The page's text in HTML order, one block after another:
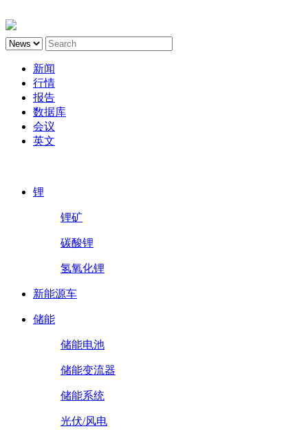
新闻
行情
报告
数据库
会议
英文
锂
锂矿
碳酸锂
氢氧化锂
新能源车
储能
储能电池
储能变流器
储能系统
光伏/风电